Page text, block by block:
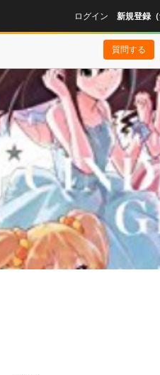
ログイン 新規登録（
質問する